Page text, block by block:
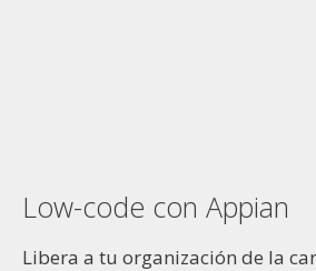
Low-code con Appian
Libera a tu organización de la